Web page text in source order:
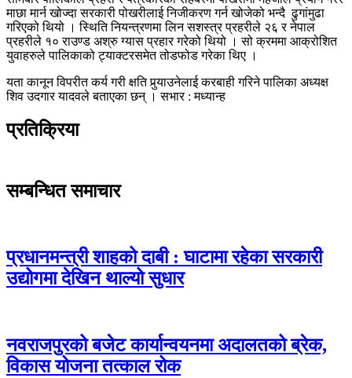
माछा मार्न खोज्दा सरकारी पोखरीलाई निजीकरण गर्न खोजेको भन्दै ढुगांमुढा
गरिएको थियो । स्थिति नियन्त्रणमा लिन सशस्त्र प्रहरीले २६ र नेपाल
प्रहरीले १० राउण्ड अश्रु ग्यास प्रहार गरेको थियो । सो क्रममा आक्रोशित
युवाहरुले पालिकाको ट्याक्टरसमेत तोडफोड गरेका थिए ।
यता कानून विपरीत कर्य गरी क्षति पुर्‍याउनेलाई करबाही गरिने पालिका अध्यक्ष
शिव उदगार यादवले बताएका छन् । सभार : मध्यान्ह
प्रतिक्रिया
सम्बन्धित समाचार
प्रधानमन्त्री शाहको दाबी : घाटामा रहेका सरकारी
उद्योगमा देखिन थाल्यो सुधार
नवराजपुरको बजेट कार्यान्वयनमा अदालतको ब्रेक,
विकास योजना तत्काल रोक